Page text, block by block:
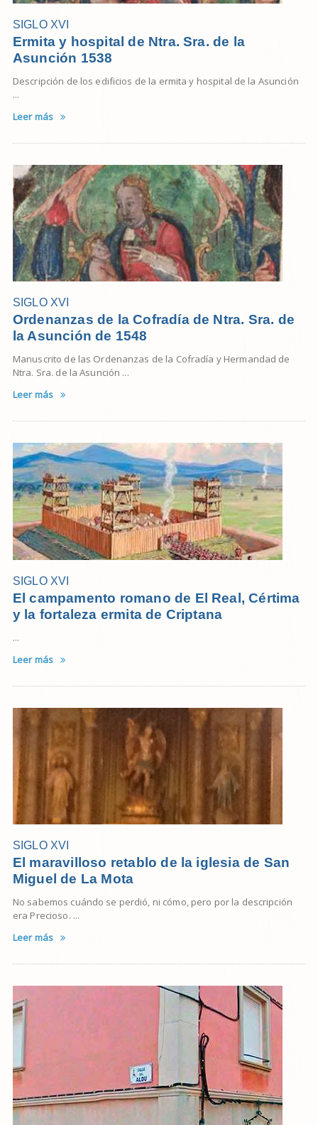
SIGLO XVI
Ermita y hospital de Ntra. Sra. de la
Asunción 1538
Descripción de los edificios de la ermita y hospital de la Asunción
...
Leer más
SIGLO XVI
Ordenanzas de la Cofradía de Ntra. Sra. de
la Asunción de 1548
Manuscrito de las Ordenanzas de la Cofradía y Hermandad de
Ntra. Sra. de la Asunción ...
Leer más
SIGLO XVI
El campamento romano de El Real, Cértima
y la fortaleza ermita de Criptana
...
Leer más
SIGLO XVI
El maravilloso retablo de la iglesia de San
Miguel de La Mota
No sabemos cuándo se perdió, ni cómo, pero por la descripción
era Precioso. ...
Leer más